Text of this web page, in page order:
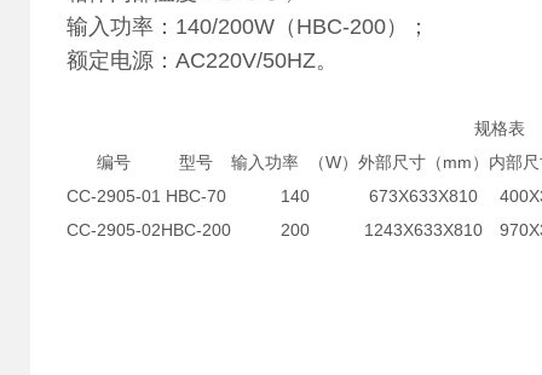
输入功率：140/200W（HBC-200）；
额定电源：AC220V/50HZ。
规格表
编号
型号 输入功率 （W） 外部尺寸（mm） 内部
CC-2905-01 HBC-70 140 673X633X810
CC-2905-02HBC-200 200 1243X633X810